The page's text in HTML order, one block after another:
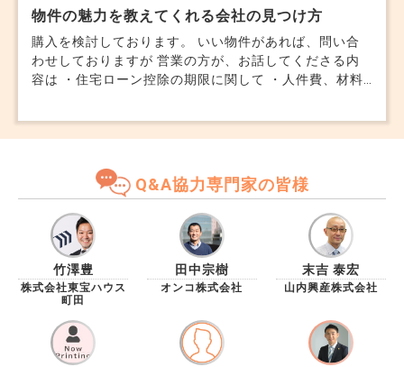
物件の魅力を教えてくれる会社の見つけ方
購入を検討しております。 いい物件があれば、問い合
わせしておりますが 営業の方が、お話してくださる内
容は ・住宅ローン控除の期限に関して ・人件費、材料
関係のない話ばかりです。 物件の魅力を教えてくれる
不動産屋さんは どのように見つけられますか？ 管理会
はネットで気になる物件があれば問い合わせする。 も
しくは商業施設で実施しているようなイベントで、対応
していただく。です。 正直、本気で物件を探している
人間は 上記のような不動産市況や動向に関してはすで
に把握しておりますし、そもそも物件を探し始めてどの
ぐらいなのか等のヒアリング不足ではないでしょうか。
物件を見に行っているので この物件は貴方にお勧めし
ません という、不動産屋さんはいらっしゃらないかも
しれませんが、せめて別の物件の提案ぐらいはして欲し
いです。 ネットには載っていない情報(物件)を教えてく
れるのではないか？と期待している部分もあります。
Q&A協力専門家の皆様
竹澤豊
株式会社東宝ハウス
町田
田中宗樹
オンコ株式会社
末吉 泰宏
山内興産株式会社